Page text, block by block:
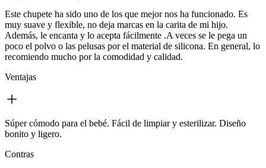
Este chupete ha sido uno de los que mejor nos ha funcionado. Es
muy suave y flexible, no deja marcas en la carita de mi hijo.
Además, le encanta y lo acepta fácilmente .A veces se le pega un
poco el polvo o las pelusas por el material de silicona. En general, lo
recomiendo mucho por la comodidad y calidad.
Ventajas
Súper cómodo para el bebé. Fácil de limpiar y esterilizar. Diseño
bonito y ligero.
Contras